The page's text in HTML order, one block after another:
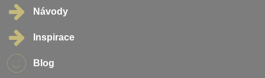
Návody
Inspirace
Blog